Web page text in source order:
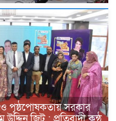
ও পৃষ্ঠপোষকতায় সরকার